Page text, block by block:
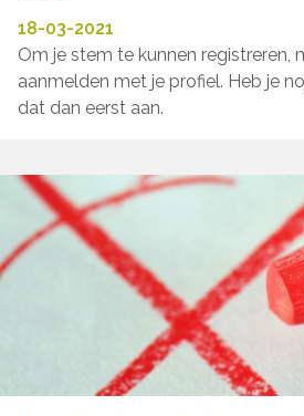
18-03-2021
Om je stem te kunnen registreren,
aanmelden met je profiel. Heb je
dat dan eerst aan.